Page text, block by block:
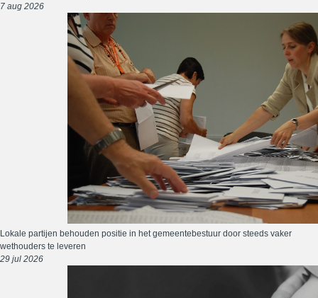
7 aug 2026
Lokale partijen behouden positie in het gemeentebestuur door steeds vaker
wethouders te leveren
29 jul 2026